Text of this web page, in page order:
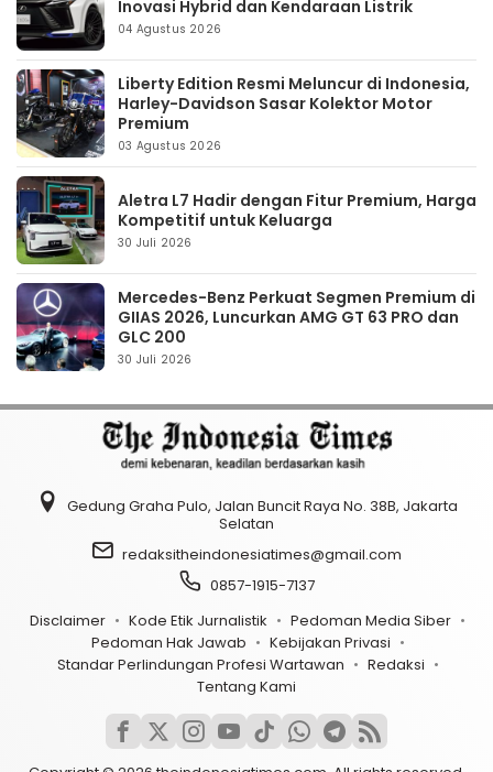
Inovasi Hybrid dan Kendaraan Listrik
04 Agustus 2026
Liberty Edition Resmi Meluncur di Indonesia,
Harley-Davidson Sasar Kolektor Motor
Premium
03 Agustus 2026
Aletra L7 Hadir dengan Fitur Premium, Harga
Kompetitif untuk Keluarga
30 Juli 2026
Mercedes-Benz Perkuat Segmen Premium di
GIIAS 2026, Luncurkan AMG GT 63 PRO dan
GLC 200
30 Juli 2026
Gedung Graha Pulo, Jalan Buncit Raya No. 38B, Jakarta
Selatan
redaksitheindonesiatimes@gmail.com
0857-1915-7137
Disclaimer
Kode Etik Jurnalistik
Pedoman Media Siber
Pedoman Hak Jawab
Kebijakan Privasi
Standar Perlindungan Profesi Wartawan
Redaksi
Tentang Kami